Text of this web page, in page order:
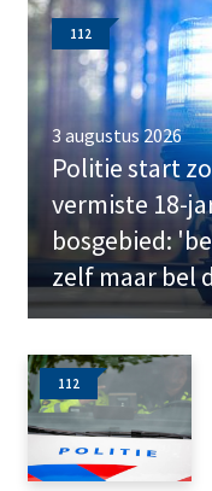
112
3 augustus 2026
Politie start
vermiste 18-
bosgebied:
zelf maar bel
112